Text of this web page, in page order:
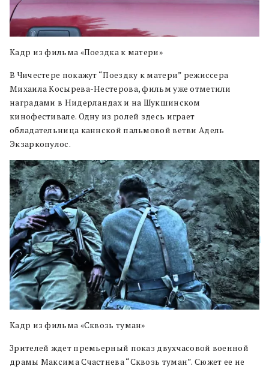
Кадр из фильма «Поездка к матери»
В Чичестере покажут “Поездку к матери” режиссера
Михаила Косырева-Нестерова, фильм уже отметили
наградами в Нидерландах и на Шукшинском
кинофестивале. Одну из ролей здесь играет
обладательница каннской пальмовой ветви Адель
Экзаркопулос.
Кадр из фильма «Сквозь туман»
Зрителей ждет премьерный показ двухчасовой военной
драмы Максима Счастнева “Сквозь туман”. Сюжет ее не